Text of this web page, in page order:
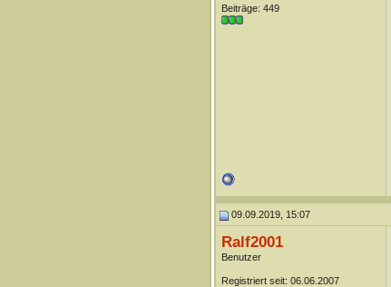
Beiträge: 449
09.09.2019, 15:07
Ralf2001
Benutzer
Registriert seit: 06.06.2007